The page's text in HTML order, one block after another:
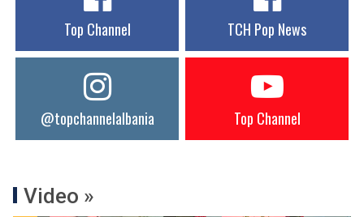
Top Channel TCH Pop News
@topchannelalbania Top Channel
Video »